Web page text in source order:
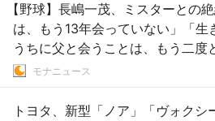
【野球】長嶋一茂、ミスターとの
は、もう13年会っていない」「生
うちに父と会うことは、もう二度
ろう」モナニュース
トヨタ、新型「ノア」「ヴォクシ